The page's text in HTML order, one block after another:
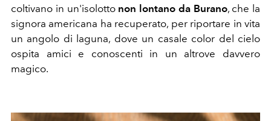
coltivano in un'isolotto non lontano da Burano, che la
signora americana ha recuperato, per riportare in vita
un angolo di laguna, dove un casale color del cielo
ospita amici e conoscenti in un altrove davvero
magico.